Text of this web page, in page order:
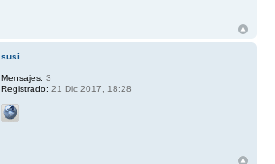
susi
Mensajes: 3
Registrado: 21 Dic 2017, 18:28